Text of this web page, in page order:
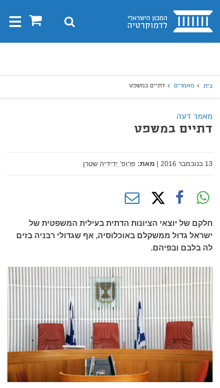
בית 0 חיפוש
בית מאמרים דתיים במשפט
מאמר דעה
דתיים במשפט
13 בנובמבר 2016 | מאת: פרופ' ידידיה שטרן
חלקם של יוצאי הציונות הדתית בעילית המשפטית של
ישראל גדול ממשקלם באוכלוסיה, אף שגדולי רבניה בזים
לה בלבם ובפיהם.